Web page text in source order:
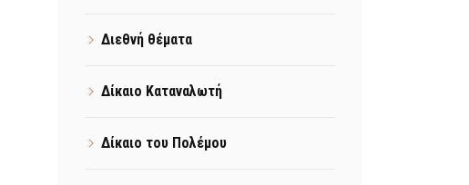
Διεθνή θέματα
Δίκαιο Καταναλωτή
Δίκαιο του Πολέμου